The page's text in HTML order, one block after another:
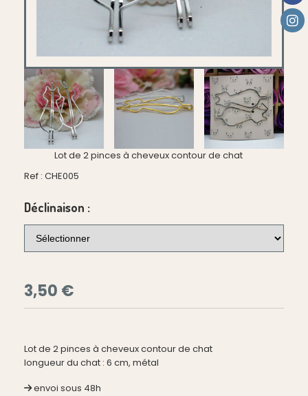
Lot de 2 pinces à cheveux contour de chat
Ref : CHE005
Déclinaison :
3,50 €
Lot de 2 pinces à cheveux contour de chat
longueur du chat : 6 cm, métal
envoi sous 48h